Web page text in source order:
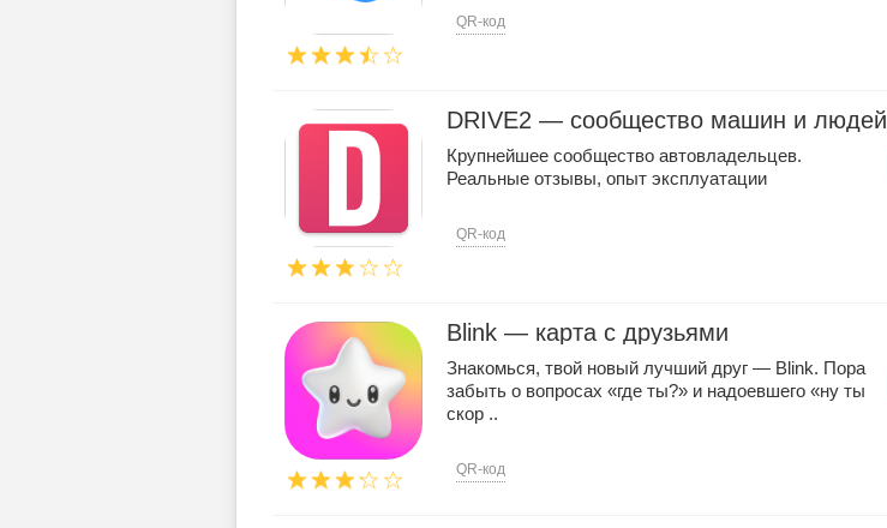
QR-код
DRIVE2 — сообщество машин и людей
Крупнейшее сообщество автовладельцев.
Реальные отзывы, опыт эксплуатации
QR-код
Blink — карта с друзьями
Знакомься, твой новый лучший друг — Blink. Пора
забыть о вопросах «где ты?» и надоевшего «ну ты
скор ..
QR-код